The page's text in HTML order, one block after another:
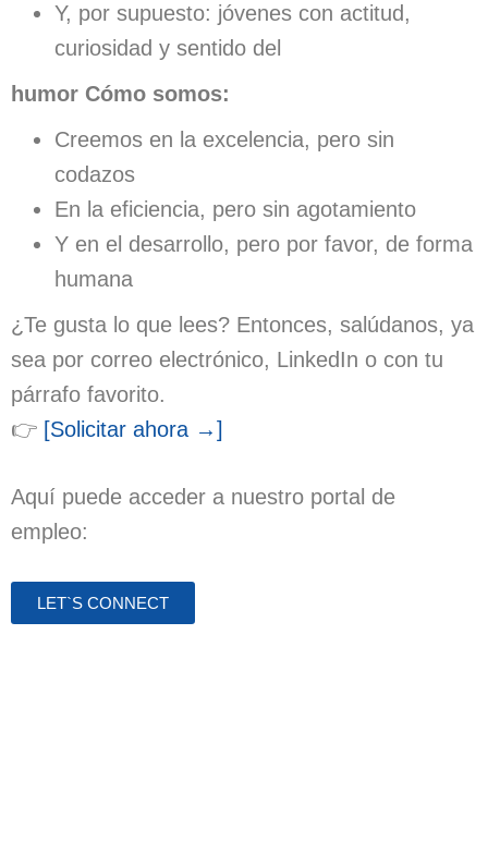
Y, por supuesto: jóvenes con actitud,
curiosidad y sentido del
humor Cómo somos:
Creemos en la excelencia, pero sin
codazos
En la eficiencia, pero sin agotamiento
Y en el desarrollo, pero por favor, de forma
humana
¿Te gusta lo que lees? Entonces, salúdanos, ya
sea por correo electrónico, LinkedIn o con tu
párrafo favorito.
👉 [Solicitar ahora →]
Aquí puede acceder a nuestro portal de
empleo:
LET`S CONNECT